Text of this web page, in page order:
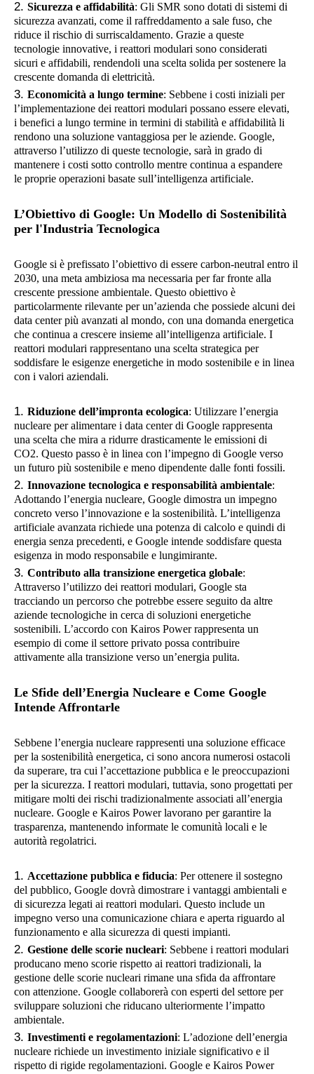
Sicurezza e affidabilità: Gli SMR sono dotati di sistemi di
sicurezza avanzati, come il raffreddamento a sale fuso, che
riduce il rischio di surriscaldamento. Grazie a queste
tecnologie innovative, i reattori modulari sono considerati
sicuri e affidabili, rendendoli una scelta solida per sostenere la
crescente domanda di elettricità.
Economicità a lungo termine: Sebbene i costi iniziali per
l’implementazione dei reattori modulari possano essere elevati,
i benefici a lungo termine in termini di stabilità e affidabilità li
rendono una soluzione vantaggiosa per le aziende. Google,
attraverso l’utilizzo di queste tecnologie, sarà in grado di
mantenere i costi sotto controllo mentre continua a espandere
le proprie operazioni basate sull’intelligenza artificiale.
L’Obiettivo di Google: Un Modello di Sostenibilità
per l'Industria Tecnologica
Google si è prefissato l’obiettivo di essere carbon-neutral entro il
2030, una meta ambiziosa ma necessaria per far fronte alla
crescente pressione ambientale. Questo obiettivo è
particolarmente rilevante per un’azienda che possiede alcuni dei
data center più avanzati al mondo, con una domanda energetica
che continua a crescere insieme all’intelligenza artificiale. I
reattori modulari rappresentano una scelta strategica per
soddisfare le esigenze energetiche in modo sostenibile e in linea
con i valori aziendali.
Riduzione dell’impronta ecologica: Utilizzare l’energia
nucleare per alimentare i data center di Google rappresenta
una scelta che mira a ridurre drasticamente le emissioni di
CO2. Questo passo è in linea con l’impegno di Google verso
un futuro più sostenibile e meno dipendente dalle fonti fossili.
Innovazione tecnologica e responsabilità ambientale:
Adottando l’energia nucleare, Google dimostra un impegno
concreto verso l’innovazione e la sostenibilità. L’intelligenza
artificiale avanzata richiede una potenza di calcolo e quindi di
energia senza precedenti, e Google intende soddisfare questa
esigenza in modo responsabile e lungimirante.
Contributo alla transizione energetica globale:
Attraverso l’utilizzo dei reattori modulari, Google sta
tracciando un percorso che potrebbe essere seguito da altre
aziende tecnologiche in cerca di soluzioni energetiche
sostenibili. L’accordo con Kairos Power rappresenta un
esempio di come il settore privato possa contribuire
attivamente alla transizione verso un’energia pulita.
Le Sfide dell’Energia Nucleare e Come Google
Intende Affrontarle
Sebbene l’energia nucleare rappresenti una soluzione efficace
per la sostenibilità energetica, ci sono ancora numerosi ostacoli
da superare, tra cui l’accettazione pubblica e le preoccupazioni
per la sicurezza. I reattori modulari, tuttavia, sono progettati per
mitigare molti dei rischi tradizionalmente associati all’energia
nucleare. Google e Kairos Power lavorano per garantire la
trasparenza, mantenendo informate le comunità locali e le
autorità regolatrici.
Accettazione pubblica e fiducia: Per ottenere il sostegno
del pubblico, Google dovrà dimostrare i vantaggi ambientali e
di sicurezza legati ai reattori modulari. Questo include un
impegno verso una comunicazione chiara e aperta riguardo al
funzionamento e alla sicurezza di questi impianti.
Gestione delle scorie nucleari: Sebbene i reattori modulari
producano meno scorie rispetto ai reattori tradizionali, la
gestione delle scorie nucleari rimane una sfida da affrontare
con attenzione. Google collaborerà con esperti del settore per
sviluppare soluzioni che riducano ulteriormente l’impatto
ambientale.
Investimenti e regolamentazioni: L’adozione dell’energia
nucleare richiede un investimento iniziale significativo e il
rispetto di rigide regolamentazioni. Google e Kairos Power